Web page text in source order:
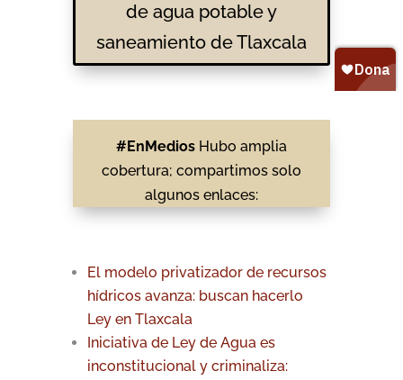
de agua potable y
saneamiento de Tlaxcala
#EnMedios Hubo amplia
cobertura; compartimos solo
algunos enlaces:
El modelo privatizador de recursos
hídricos avanza: buscan hacerlo
Ley en Tlaxcala
Iniciativa de Ley de Agua es
inconstitucional y criminaliza: